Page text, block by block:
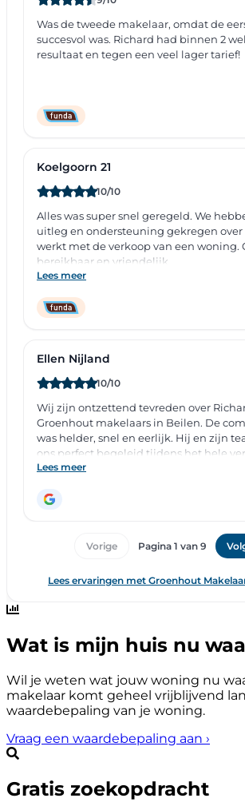
Wat is mijn huis nu
Wil je weten wat jouw woning nu
makelaar komt geheel vrijblijvend
waardebepaling van je woning.
Vraag een waardebepaling aan ›
Gratis zoekopdracht